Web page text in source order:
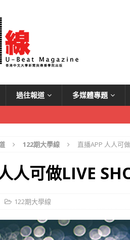
過往報道 多媒體專題
122期大學線 直播APP 人人可
人可做LIVE
122期大學線